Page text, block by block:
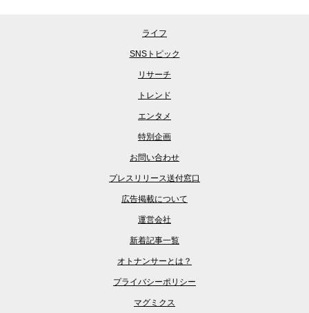
ライフ
SNSトピック
リサーチ
トレンド
エンタメ
特別企画
お問い合わせ
プレスリリース送付窓口
広告掲載について
運営会社
新着記事一覧
オトナンサーとは？
プライバシーポリシー
マグミクス